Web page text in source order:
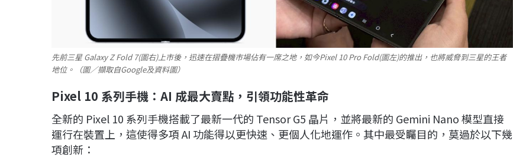
先前三星 Galaxy Z Fold 7(圖右)上市後，迅速在摺疊機市場佔有一席之地，如今Pixel 10 Pro Fold(圖左)的推出，也將威脅到三星的王者
地位。（圖／擷取自Google及資料圖）
Pixel 10 系列手機：AI 成最大賣點，引領功能性革命
全新的 Pixel 10 系列手機搭載了最新一代的 Tensor G5 晶片，並將最新的 Gemini Nano 模型直接
運行在裝置上，這使得多項 AI 功能得以更快速、更個人化地運作。其中最受矚目的，莫過於以下幾
項創新：